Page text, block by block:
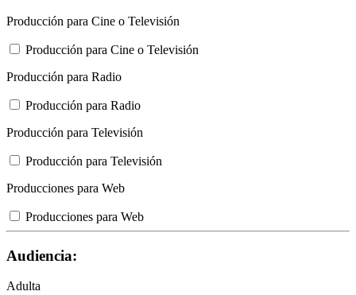
Producción para Cine o Televisión
Producción para Cine o Televisión
Producción para Radio
Producción para Radio
Producción para Televisión
Producción para Televisión
Producciones para Web
Producciones para Web
Audiencia:
Adulta